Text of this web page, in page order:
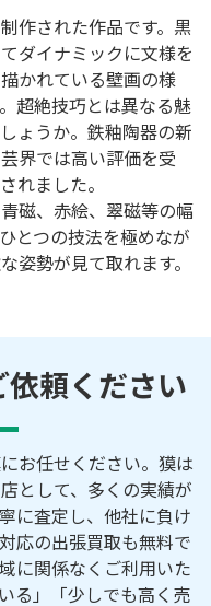
作された作品です。黒
ダイナミックに文様を
かれている壁画の様
超絶技巧とは異なる魅
ょうか。鉄釉陶器の新
界では高い評価を受
れました。
磁、赤絵、翠磁等の幅
とつの技法を極めなが
姿勢が見て取れます。
頼ください
お任せください。獏は
として、多くの実績が
に査定し、他社に負け
応の出張買取も無料で
に関係なくご利用いた
る」「少しでも高く売